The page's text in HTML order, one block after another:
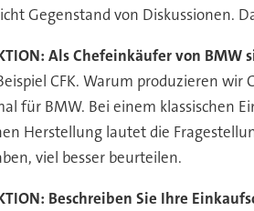
Gegenstand von Diskussionen.
Als Chefeinkäufer von BMW
CFK. Warum produzieren
für BMW. Bei einem klassischen
Herstellung lautet die
viel besser beurteilen.
Beschreiben Sie Ihre